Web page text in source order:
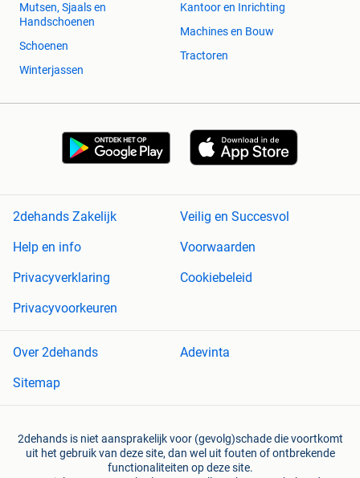
Mutsen, Sjaals en
Handschoenen
Schoenen
Winterjassen
Kantoor en Inrichting
Machines en Bouw
Tractoren
2dehands Zakelijk
Veilig en Succesvol
Help en info
Voorwaarden
Privacyverklaring
Cookiebeleid
Privacyvoorkeuren
Over 2dehands
Adevinta
Sitemap
2dehands is niet aansprakelijk voor (gevolg)schade die voortkomt
uit het gebruik van deze site, dan wel uit fouten of ontbrekende
functionaliteiten op deze site.